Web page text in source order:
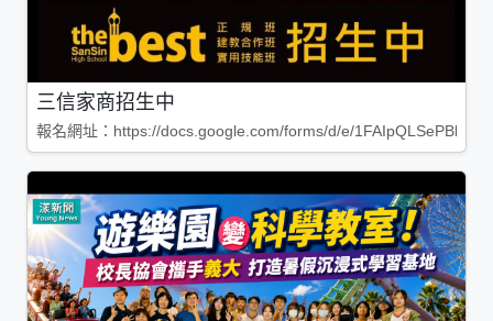
三信家商招生中
報名網址：https://docs.google.com/forms/d/e/